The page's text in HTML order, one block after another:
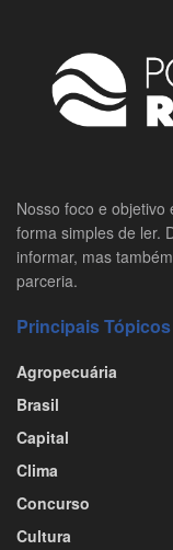
Nosso foco e
forma simples de ler.
informar, mas
parceria.
Principais Tópicos
Agropecuária
Brasil
Capital
Clima
Concurso
Cultura